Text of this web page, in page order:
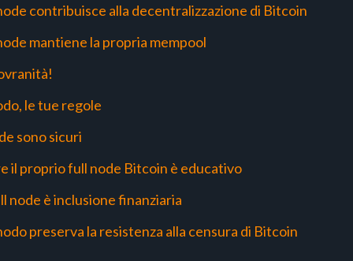
contribuisce alla decentralizzazione di Bitcoin
mantiene la propria mempool
le tue regole
sono sicuri
il proprio full node Bitcoin è educativo
node è inclusione finanziaria
preserva la resistenza alla censura di Bitcoin